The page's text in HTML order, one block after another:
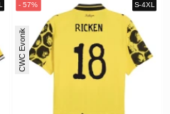
CWC Evonik